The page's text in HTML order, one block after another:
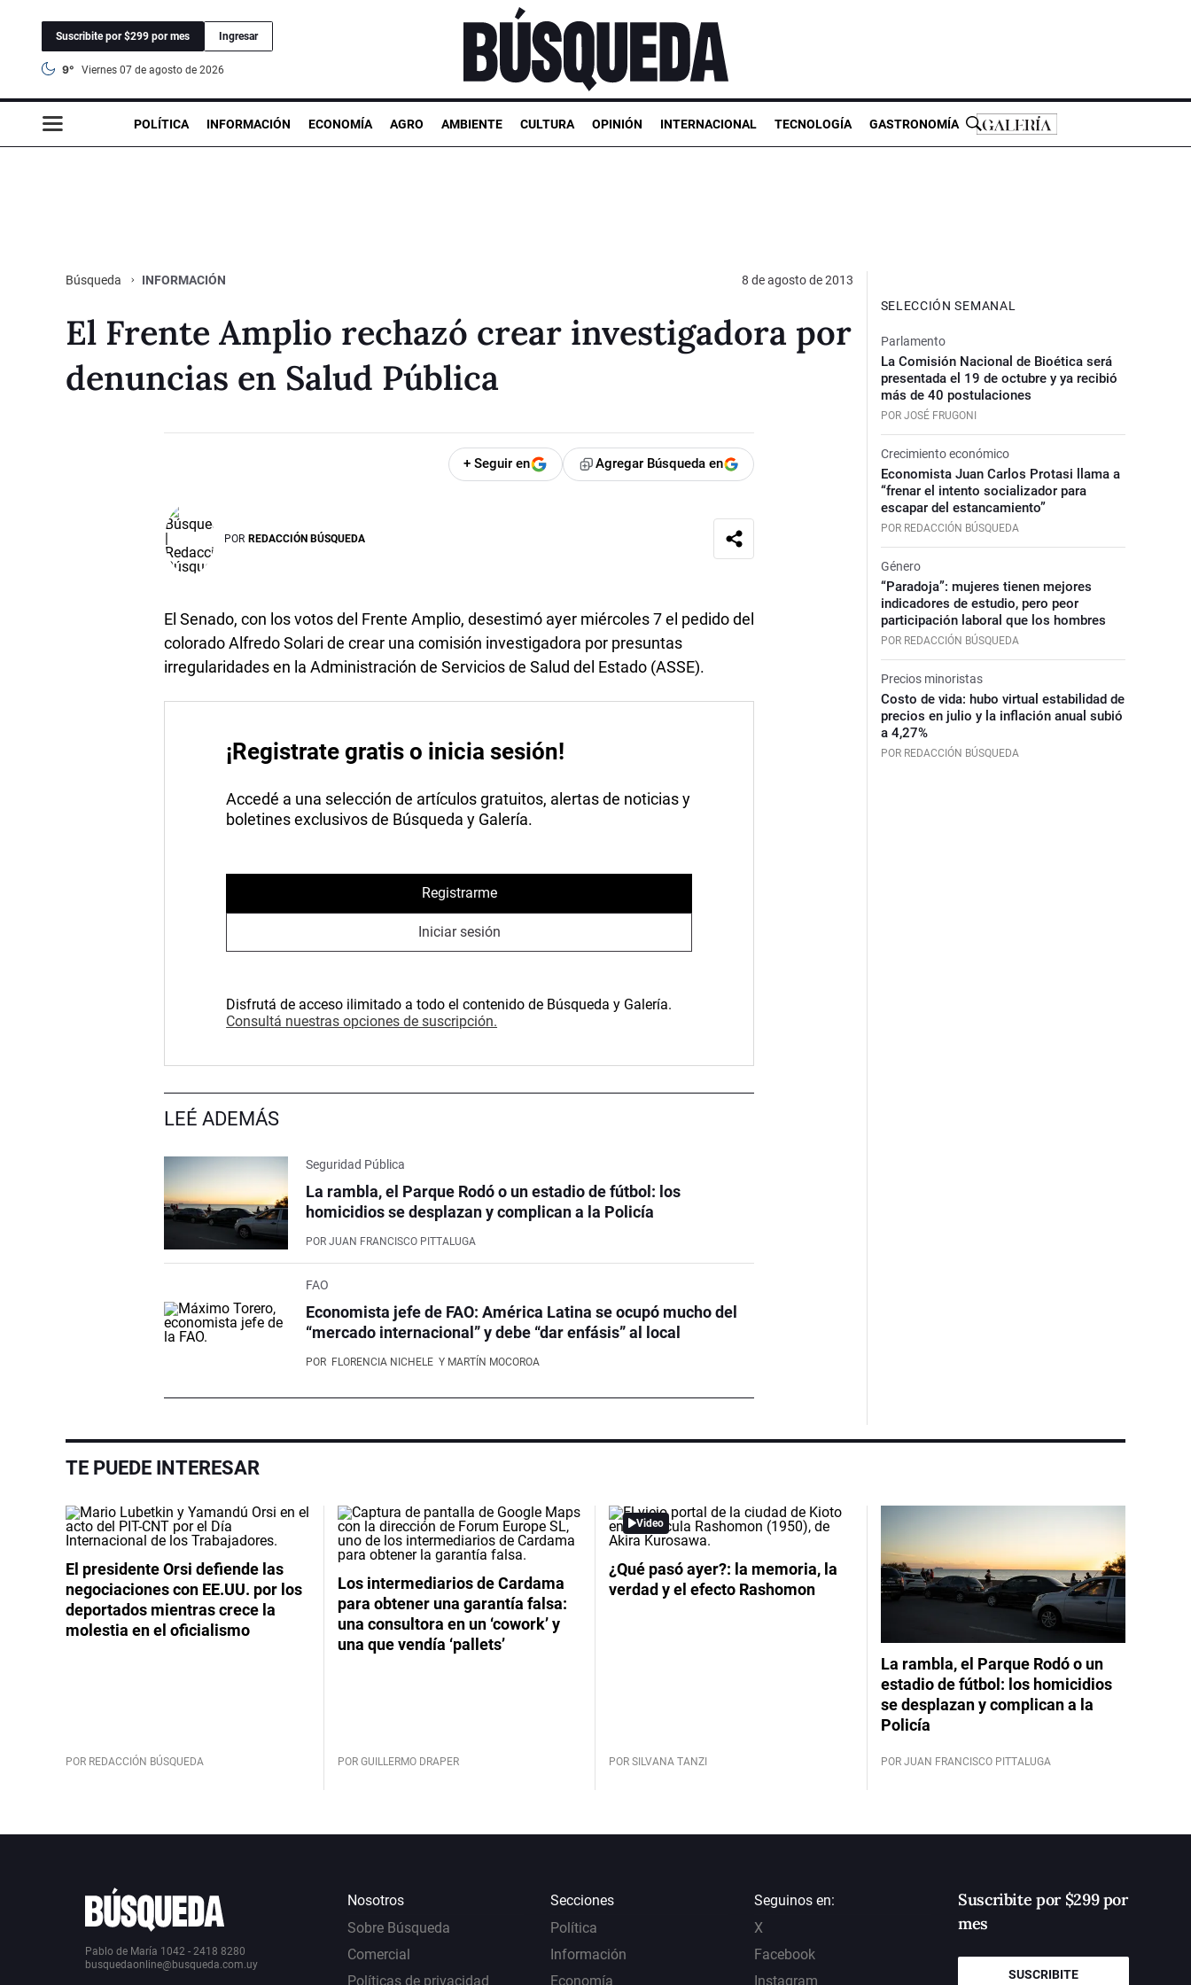
Suscribite por $299 por mes Ingresar
9° viernes 07 de agosto de 2026
POLÍTICA INFORMACIÓN ECONOMÍA AGRO AMBIENTE CULTURA OPINIÓN INTERNACIONAL TECNOLOGÍA GASTRONOMÍA
Búsqueda INFORMACIÓN 8 de agosto de 2013
El Frente Amplio rechazó crear investigadora por
denuncias en Salud Pública
+ Seguir en Agregar Búsqueda en
POR REDACCIÓN BÚSQUEDA
El Senado, con los votos del Frente Amplio, desestimó ayer miércoles 7 el pedido del
colorado Alfredo Solari de crear una comisión investigadora por presuntas
irregularidades en la Administración de Servicios de Salud del Estado (ASSE).
¡Registrate gratis o inicia sesión!
Accedé a una selección de artículos gratuitos, alertas de noticias y
boletines exclusivos de Búsqueda y Galería.
Registrarme
Iniciar sesión
Disfrutá de acceso ilimitado a todo el contenido de Búsqueda y Galería.
Consultá nuestras opciones de suscripción.
LEÉ ADEMÁS
Seguridad Pública
La rambla, el Parque Rodó o un estadio de fútbol: los
homicidios se desplazan y complican a la Policía
POR JUAN FRANCISCO PITTALUGA
FAO
Economista jefe de FAO: América Latina se ocupó mucho del
“mercado internacional” y debe “dar enfásis” al local
POR FLORENCIA NICHELE Y MARTÍN MOCOROA
SELECCIÓN SEMANAL
Parlamento
La Comisión Nacional de Bioética será
presentada el 19 de octubre y ya recibió
más de 40 postulaciones
POR JOSÉ FRUGONI
Crecimiento económico
Economista Juan Carlos Protasi llama a
“frenar el intento socializador para
escapar del estancamiento”
POR REDACCIÓN BÚSQUEDA
Género
“Paradoja”: mujeres tienen mejores
indicadores de estudio, pero peor
participación laboral que los hombres
POR REDACCIÓN BÚSQUEDA
Precios minoristas
Costo de vida: hubo virtual estabilidad de
precios en julio y la inflación anual subió
a 4,27%
POR REDACCIÓN BÚSQUEDA
TE PUEDE INTERESAR
El presidente Orsi defiende las
negociaciones con EE.UU. por los
deportados mientras crece la
molestia en el oficialismo
POR REDACCIÓN BÚSQUEDA
Los intermediarios de Cardama
para obtener una garantía falsa:
una consultora en un ‘cowork’ y
una que vendía ‘pallets’
POR GUILLERMO DRAPER
Video
¿Qué pasó ayer?: la memoria, la
verdad y el efecto Rashomon
POR SILVANA TANZI
La rambla, el Parque Rodó o un
estadio de fútbol: los homicidios
se desplazan y complican a la
Policía
POR JUAN FRANCISCO PITTALUGA
Pablo de María 1042 - 2418 8280
busquedaonline@busqueda.com.uy
Nosotros
Sobre Búsqueda
Comercial
Políticas de privacidad
Secciones
Política
Información
Economía
Seguinos en:
X
Facebook
Instagram
Suscribite por $299 por
mes
SUSCRIBITE